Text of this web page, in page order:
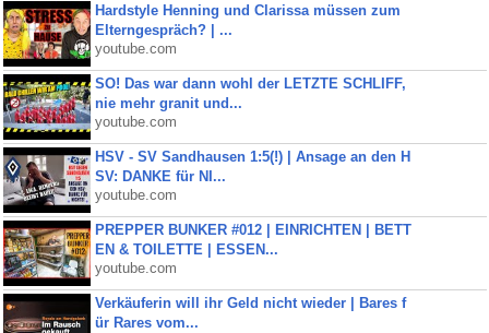
Hardstyle Henning und Clarissa müssen zum
Elterngespräch? | ...
youtube.com
SO! Das war dann wohl der LETZTE SCHLIFF,
nie mehr granit und...
youtube.com
HSV - SV Sandhausen 1:5(!) | Ansage an den H
SV: DANKE für NI...
youtube.com
PREPPER BUNKER #012 | EINRICHTEN | BETT
EN & TOILETTE | ESSEN...
youtube.com
Verkäuferin will ihr Geld nicht wieder | Bares f
ür Rares vom...